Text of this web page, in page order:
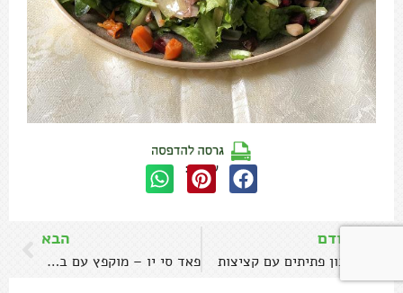
שתפו:
הקודם
מתכון פתיתים עם קציצות
הבא
פאד סי יו – מוקפץ עם בשר ואטריות אורז